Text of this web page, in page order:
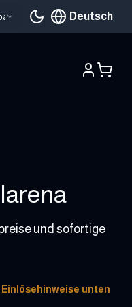
Deutsch
Aktuelle Sprache
und sofortige
unten